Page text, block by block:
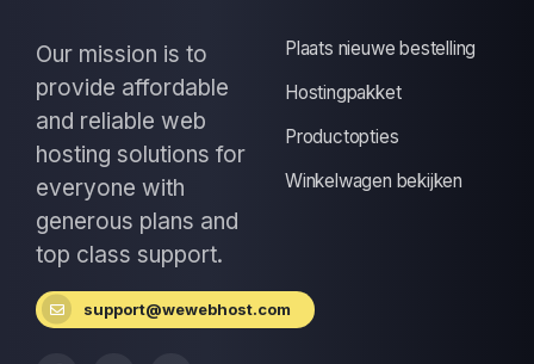
Our mission is to
provide affordable
and reliable web
hosting solutions for
everyone with
generous plans and
top class support.
support@wewebhost.com
Plaats nieuwe bestelling
Hostingpakket
Productopties
Winkelwagen bekijken